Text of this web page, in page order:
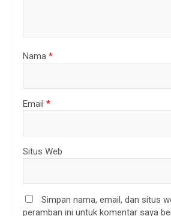
Nama *
Email *
Situs Web
Simpan nama, email, dan situs
peramban ini untuk komentar saya